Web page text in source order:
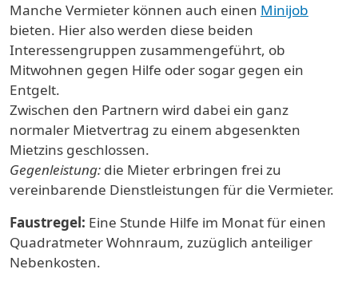
Manche Vermieter können auch einen Minijob
bieten. Hier also werden diese beiden
Interessengruppen zusammengeführt, ob
Mitwohnen gegen Hilfe oder sogar gegen ein
Entgelt.
Zwischen den Partnern wird dabei ein ganz
normaler Mietvertrag zu einem abgesenkten
Mietzins geschlossen.
Gegenleistung: die Mieter erbringen frei zu
vereinbarende Dienstleistungen für die Vermieter.
Faustregel: Eine Stunde Hilfe im Monat für einen
Quadratmeter Wohnraum, zuzüglich anteiliger
Nebenkosten.